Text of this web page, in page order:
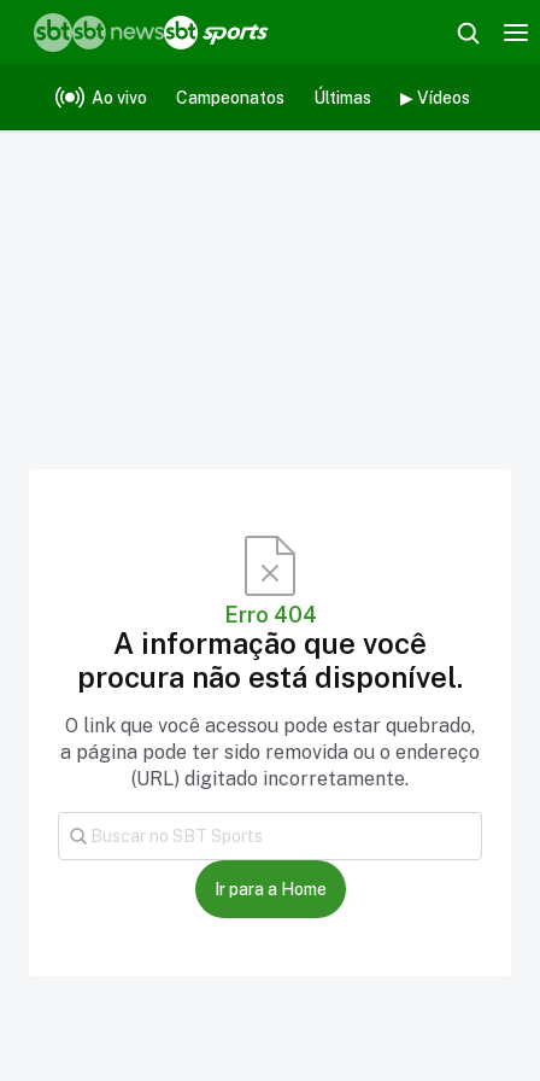
Ao vivo Campeonatos Últimas ▶ Vídeos
Erro 404
A informação que você
procura não está disponível.
O link que você acessou pode estar quebrado,
a página pode ter sido removida ou o endereço
(URL) digitado incorretamente.
Ir para a Home